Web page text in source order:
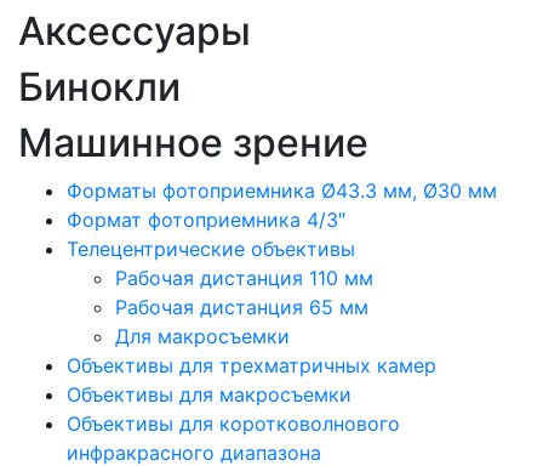
Аксессуары
Бинокли
Машинное зрение
Форматы фотоприемника Ø43.3 мм, Ø30 мм
Формат фотоприемника 4/3″
Телецентрические объективы
Рабочая дистанция 110 мм
Рабочая дистанция 65 мм
Для макросъемки
Объективы для трехматричных камер
Объективы для макросъемки
Объективы для коротковолнового
инфракрасного диапазона